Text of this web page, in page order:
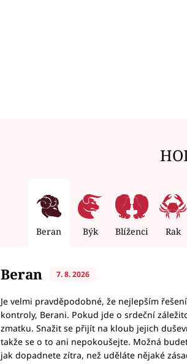
Beran Býk Blíženci Rak
Beran 7. 8. 2026
Je velmi pravděpodobné, že nejlepším
kontroly, Berani. Pokud jde o srdeční
zmatku. Snažit se přijít na kloub jejich
takže se o to ani nepokoušejte. Možná
jak dopadnete zítra, než uděláte nějaké